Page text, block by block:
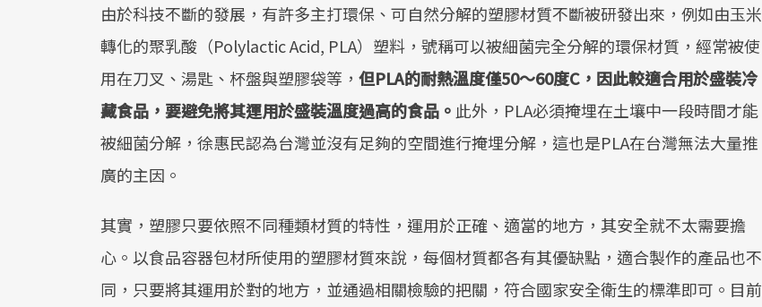
Mute
由於科技不斷的發展，有許多主打環保、可自然分解的塑膠材質不斷被研發出來，例如由玉米
轉化的聚乳酸（Polylactic Acid, PLA）塑料，號稱可以被細菌完全分解的環保材質，經常被使
用在刀叉、湯匙、杯盤與塑膠袋等， 但PLA的耐熱溫度僅50～60度C ，因此較適合用於盛裝冷
藏食品，要避免將其運用於盛裝溫度過高的食品。 此外，PLA必須掩埋在土壤中一段時間才能
被細菌分解，徐惠民認為台灣並沒有足夠的空間進行掩埋分解，這也是PLA在台灣無法大量推
廣的主因。
其實，塑膠只要依照不同種類材質的特性，運用於正確、適當的地方，其安全就不太需要擔
心。以食品容器包材所使用的塑膠材質來說，每個材質都各有其優缺點，適合製作的產品也不
同，只要將其運用於對的地方，並通過相關檢驗的把關，符合國家安全衛生的標準即可。目前